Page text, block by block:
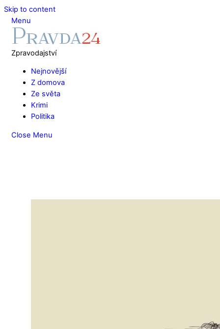
Skip to content
Menu
Zpravodajství
Nejnovější
Z domova
Ze světa
Krimi
Politika
Close Menu